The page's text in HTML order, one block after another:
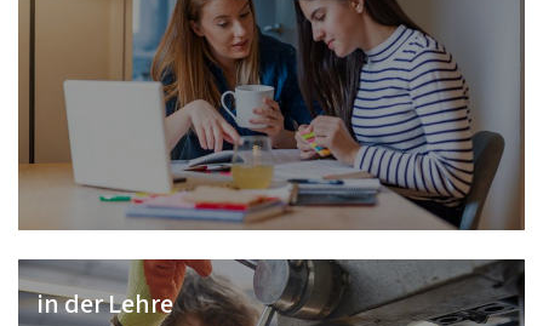
in der Lehre